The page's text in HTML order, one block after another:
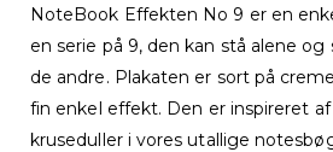
NoteBook Effekten No 9 er en
en serie på 9, den kan stå alene
de andre. Plakaten er sort på
fin enkel effekt. Den er inspireret
kruseduller i vores utallige